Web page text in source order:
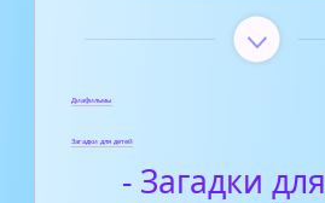
Диафильмы
Загадки для детей
- Загадки для